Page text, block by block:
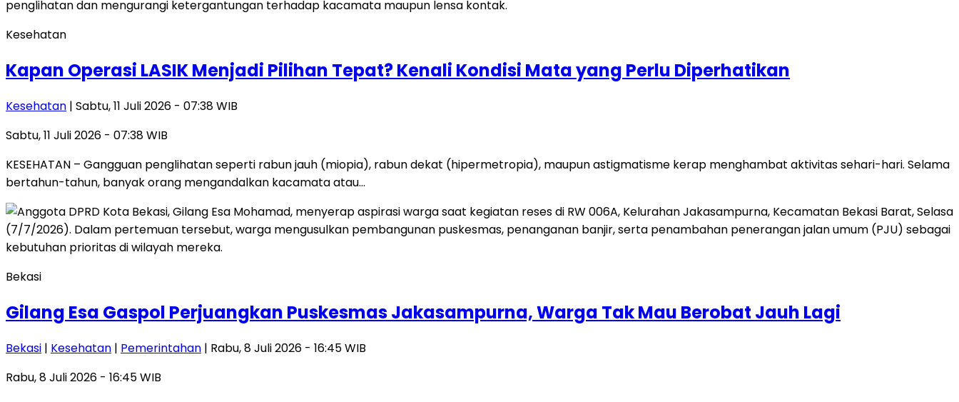
Kesehatan
Kapan Operasi LASIK Menjadi Pilihan Tepat? Kenali Kondisi Mata yang Perlu Diperhatikan
Kesehatan | Sabtu, 11 Juli 2026 - 07:38 WIB
Sabtu, 11 Juli 2026 - 07:38 WIB
KESEHATAN – Gangguan penglihatan seperti rabun jauh (miopia), rabun dekat (hipermetropia), maupun astigmatisme kerap menghambat aktivitas sehari-hari. Selama
bertahun-tahun, banyak orang mengandalkan kacamata atau…
Bekasi
Gilang Esa Gaspol Perjuangkan Puskesmas Jakasampurna, Warga Tak Mau Berobat Jauh Lagi
Bekasi | Kesehatan | Pemerintahan | Rabu, 8 Juli 2026 - 16:45 WIB
Rabu, 8 Juli 2026 - 16:45 WIB